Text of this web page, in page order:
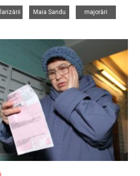
Maia Sandu
majorări